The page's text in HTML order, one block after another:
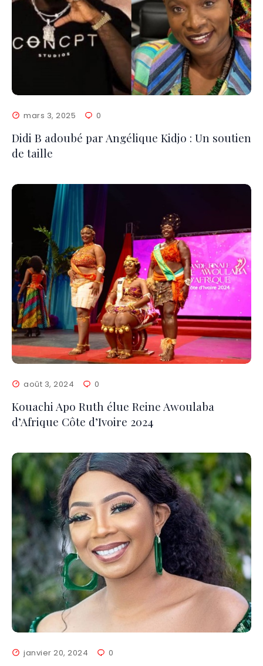
mars 3, 2025 0
Didi B adoubé par Angélique Kidjo : Un soutien
de taille
août 3, 2024 0
Kouachi Apo Ruth élue Reine Awoulaba
d’Afrique Côte d’Ivoire 2024
janvier 20, 2024 0